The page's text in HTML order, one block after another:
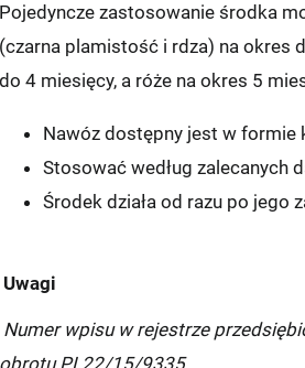
Pojedyncze zastosowanie środka
(czarna plamistość i rdza) na okres
do 4 miesięcy, a róże na okres 5
Nawóz dostępny jest w formie
Stosować według zalecanych
Środek działa od razu po jego
Uwagi
Numer wpisu w rejestrze